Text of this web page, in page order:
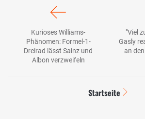
Kurioses Williams-
Phänomen: Formel-1-
Dreirad lässt Sainz und
Albon verzweifeln
"Viel
Gasly
an
Startseite